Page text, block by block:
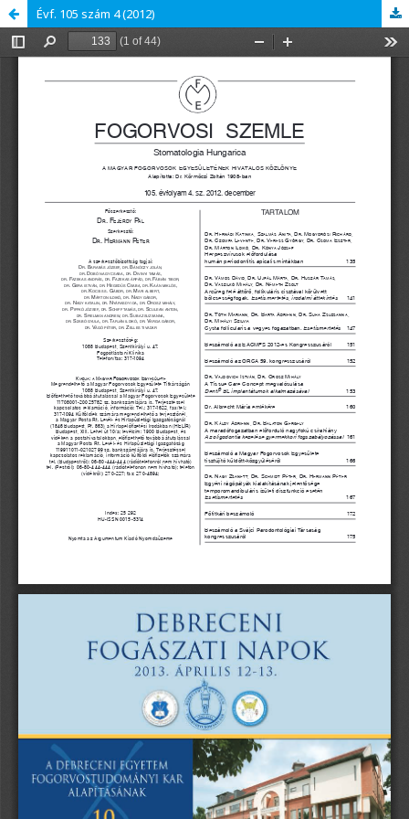
Évf. 105 szám 4 (2012)